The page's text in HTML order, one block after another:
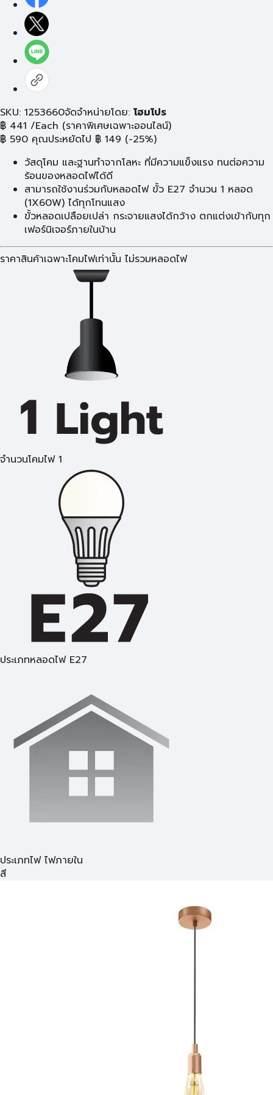
SKU: 1253660จัดจำหน่ายโดย: โฮมโปร
฿ 441 /Each (ราคาพิเศษเฉพาะออนไลน์)
฿ 590 คุณประหยัดไป ฿ 149 (-25%)
วัสดุโคม และฐานทำจากโลหะ ที่มีความแข็งแรง ทนต่อความ
ร้อนของหลอดไฟได้ดี
สามารถใช้งานร่วมกับหลอดไฟ ขั้ว E27 จำนวน 1 หลอด
(1X60W) ได้ทุกโทนแสง
ขั้วหลอดเปลือยเปล่า กระจายแสงได้กว้าง ตกแต่งเข้ากับทุก
เฟอร์นิเจอร์ภายในบ้าน
ราคาสินค้าเฉพาะโคมไฟเท่านั้น ไม่รวมหลอดไฟ
จำนวนโคมไฟ 1
ประเภทหลอดไฟ E27
ประเภทไฟ ไฟภายใน
สี